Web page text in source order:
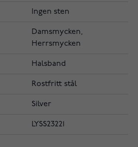
Ingen sten
Damsmycken,
Herrsmycken
Halsband
Rostfritt stål
Silver
LYSS23221